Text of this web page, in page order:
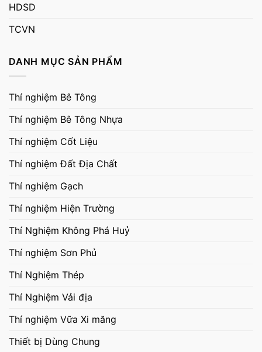
HDSD
TCVN
DANH MỤC SẢN PHẨM
Thí nghiệm Bê Tông
Thí nghiệm Bê Tông Nhựa
Thí nghiệm Cốt Liệu
Thí nghiệm Đất Địa Chất
Thí nghiệm Gạch
Thí nghiệm Hiện Trường
Thí Nghiệm Không Phá Huỷ
Thí nghiệm Sơn Phủ
Thí Nghiệm Thép
Thí Nghiệm Vải địa
Thí nghiệm Vữa Xi măng
Thiết bị Dùng Chung